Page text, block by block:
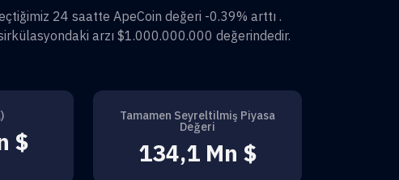
24 saatte ApeCoin değeri -0.39% arttı .
arzı $1.000.000.000 değerindedir.
$
Tamamen Seyreltilmiş Piyasa
Değeri
134,1 Mn $